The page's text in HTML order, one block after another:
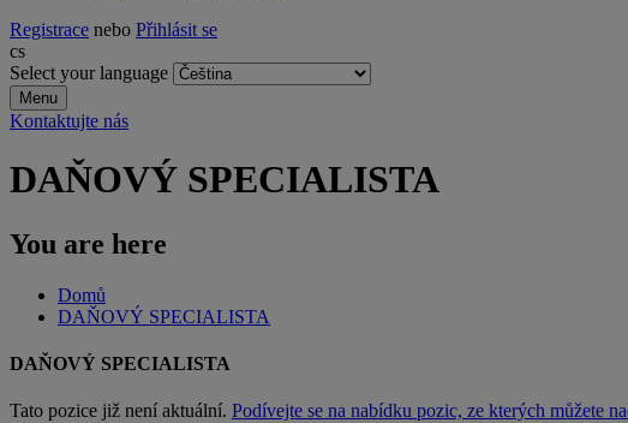
Registrace nebo Přihlásit se
cs
Select your language
Menu
Kontaktujte nás
DAŇOVÝ SPECIALISTA
You are here
Domů
DAŇOVÝ SPECIALISTA
DAŇOVÝ SPECIALISTA
Tato pozice již není aktuální. Podívejte se na nabídku pozic, ze kterých můžete